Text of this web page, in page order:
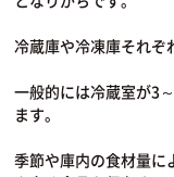
冷蔵庫や冷凍庫それぞ
一般的には冷蔵室が3
ます。
季節や庫内の食材量に